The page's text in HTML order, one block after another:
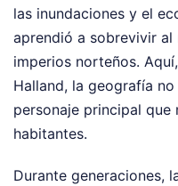
las inundaciones y el
aprendió a sobrevivir al
imperios norteños.
Halland, la geografía
personaje principal
habitantes.
Durante generaciones,